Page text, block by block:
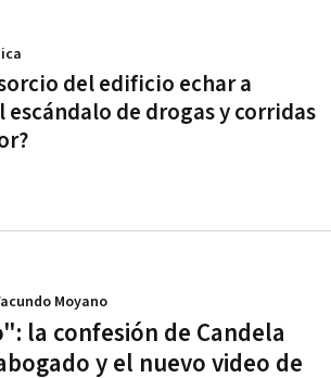
del edificio echar a
escándalo de drogas y corridas
la confesión de Candela
y el nuevo video de
Moyano